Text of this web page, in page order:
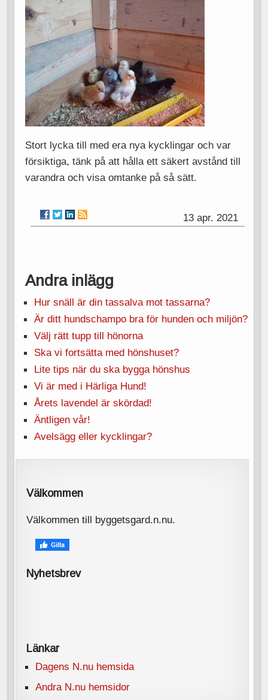
Stort lycka till med era nya kycklingar och var
försiktiga, tänk på att hålla ett säkert avstånd till
varandra och visa omtanke på så sätt.
13 apr. 2021
Andra inlägg
Hur snäll är din tassalva mot tassarna?
Är ditt hundschampo bra för hunden och miljön?
Välj rätt tupp till hönorna
Ska vi fortsätta med hönshuset?
Lite tips när du ska bygga hönshus
Vi är med i Härliga Hund!
Årets lavendel är skördad!
Äntligen vår!
Avelsägg eller kycklingar?
Välkommen
Välkommen till byggetsgard.n.nu.
Nyhetsbrev
Länkar
Dagens N.nu hemsida
Andra N.nu hemsidor